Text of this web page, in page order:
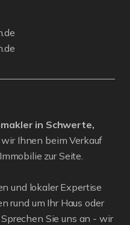
in Schwerte,
Ihnen beim Verkauf
zur Seite.
und lokaler Expertise
rund um Ihr Haus oder
Sie uns an - wir